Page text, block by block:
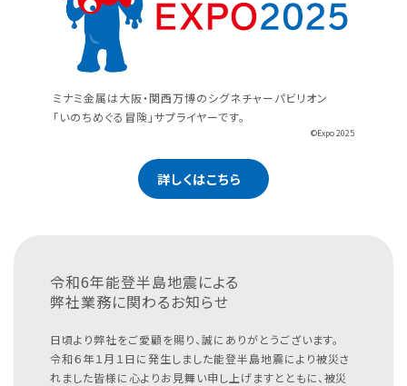
ミナミ金属は大阪・関西万博のシグネチャーパビリオン
「いのちめぐる冒険」サプライヤーです。
©Expo 2025
詳しくはこちら
令和6年能登半島地震による
弊社業務に関わるお知らせ
日頃より弊社をご愛顧を賜り、誠にありがとうございます。
令和６年１月１日に発生しました能登半島地震により被災さ
れました皆様に心よりお見舞い申し上げますとともに、被災